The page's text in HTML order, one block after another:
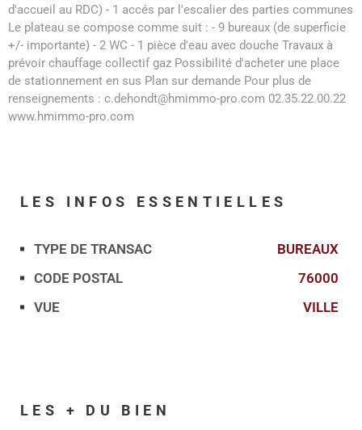
d'accueil au RDC) - 1 accés par l'escalier des parties communes
Le plateau se compose comme suit : - 9 bureaux (de superficie
+/- importante) - 2 WC - 1 pièce d'eau avec douche Travaux à
prévoir chauffage collectif gaz Possibilité d'acheter une place
de stationnement en sus Plan sur demande Pour plus de
renseignements : c.dehondt@hmimmo-pro.com 02.35.22.00.22
www.hmimmo-pro.com
LES INFOS ESSENTIELLES
Caractérisque Valeurs
TYPE DE TRANSAC
BUREAUX
CODE POSTAL
76000
VUE
VILLE
LES + DU BIEN